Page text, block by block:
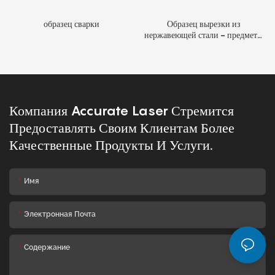
образец сварки
Образец вырезки из
нержавеющей стали - предметы
Компания Accurate Laser Стремится
Предоставлять Своим Клиентам Более
Качественные Продукты И Услуги.
Имя
Электронная Почта
Содержание